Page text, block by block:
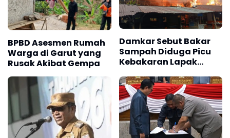
BPBD Asesmen Rumah
Warga di Garut yang
Rusak Akibat Gempa
Damkar Sebut Bakar
Sampah Diduga Picu
Kebakaran Lapak